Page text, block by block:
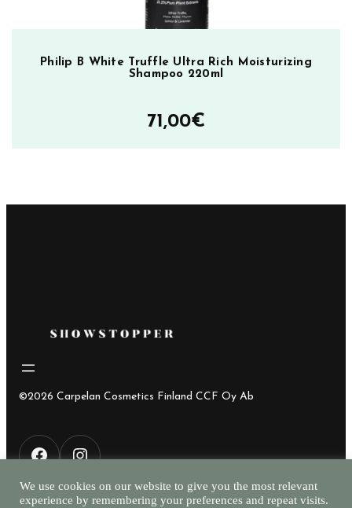
Philip B White Truffle Ultra Rich Moisturizing
Shampoo 220ml
71,00€
©2026 Carpelan Cosmetics Finland CCF Oy Ab
We use cookies on our website to give you the most relevant
experience by remembering your preferences and repeat visits.